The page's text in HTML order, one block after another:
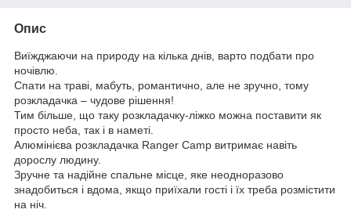
Опис
Виїжджаючи на природу на кілька днів, варто подбати про
ночівлю.
Спати на траві, мабуть, романтично, але не зручно, тому
розкладачка – чудове рішення!
Тим більше, що таку розкладачку-ліжко можна поставити як
просто неба, так і в наметі.
Алюмінієва розкладачка Ranger Camp витримає навіть
дорослу людину.
Зручне та надійне спальне місце, яке неодноразово
знадобиться і вдома, якщо приїхали гості і їх треба розмістити
на ніч.